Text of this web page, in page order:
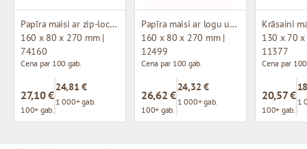
Papīra maisi ar zip-lock aizdari
160 x 80 x 270 mm |
74160
Cena par 100 gab.
27,10 €
100+ gab.
24,81 €
1 000+ gab.
Papīra maisi ar logu un zip-lock aizdari
160 x 80 x 270 mm |
12499
Cena par 100 gab.
26,62 €
100+ gab.
24,32 €
1 000+ gab.
130 x 70
11377
Cena par
20,57 €
100+ gab.
1